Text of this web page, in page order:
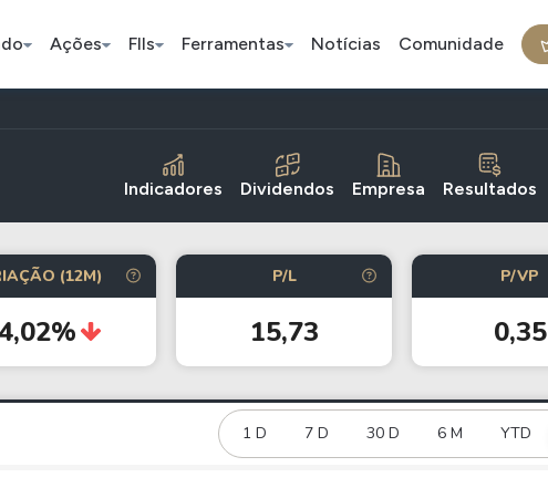
Ações FIIs Ferramentas Notícias Comunidade
Pesquisar
Índice
Bradesco
Ação
Petrobras
Ação
ETFs
BOVA11
Stocks
Tesla
Apple
Criptomoedas
Bitcoin
Ethereum
Indicadores Dividendos Empresa Resultados
(12M) P/L
15,73
P/VP
0,35
1 D 7 D 30 D 6 M YTD